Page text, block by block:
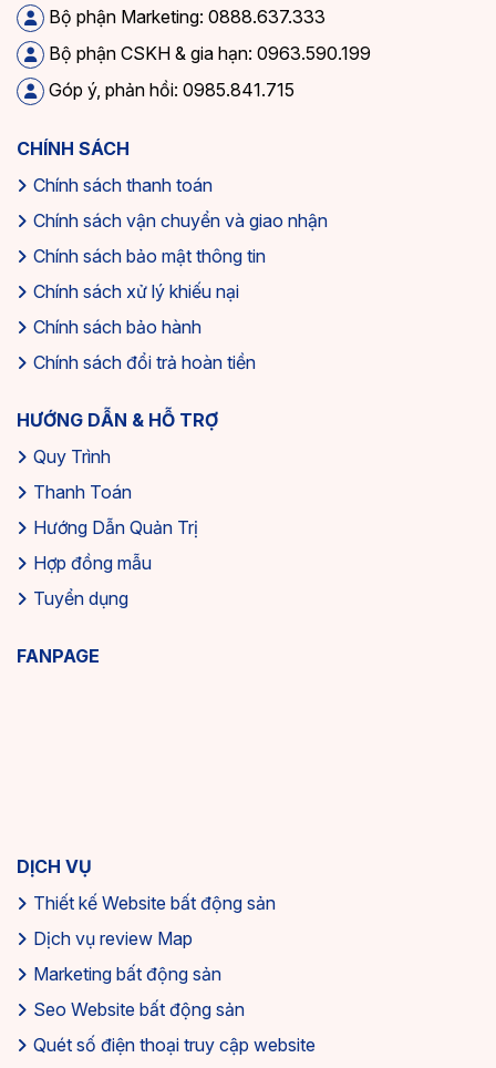
Bộ phận Marketing: 0888.637.333
Bộ phận CSKH & gia hạn: 0963.590.199
Góp ý, phản hồi: 0985.841.715
CHÍNH SÁCH
Chính sách thanh toán
Chính sách vận chuyển và giao nhận
Chính sách bảo mật thông tin
Chính sách xử lý khiếu nại
Chính sách bảo hành
Chính sách đổi trả hoàn tiền
HƯỚNG DẪN & HỖ TRỢ
Quy Trình
Thanh Toán
Hướng Dẫn Quản Trị
Hợp đồng mẫu
Tuyển dụng
FANPAGE
DỊCH VỤ
Thiết kế Website bất động sản
Dịch vụ review Map
Marketing bất động sản
Seo Website bất động sản
Quét số điện thoại truy cập website